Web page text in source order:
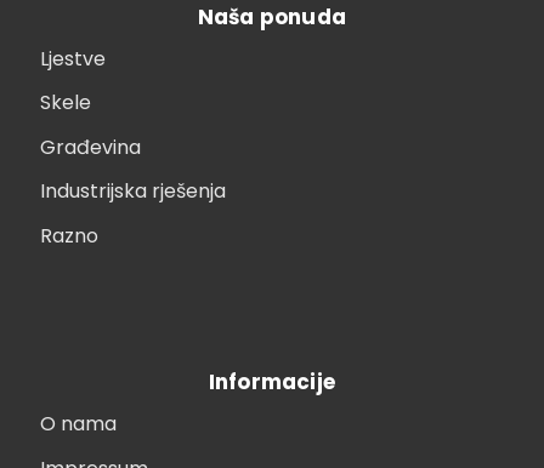
Naša ponuda
Ljestve
Skele
Građevina
Industrijska rješenja
Razno
Informacije
O nama